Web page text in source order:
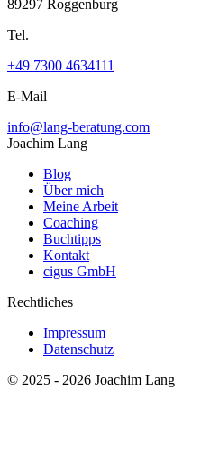
89297 Roggenburg
Tel.
+49 7300 4634111
E-Mail
info@lang-beratung.com
Joachim Lang
Blog
Über mich
Meine Arbeit
Coaching
Buchtipps
Kontakt
cigus GmbH
Rechtliches
Impressum
Datenschutz
© 2025 - 2026 Joachim Lang